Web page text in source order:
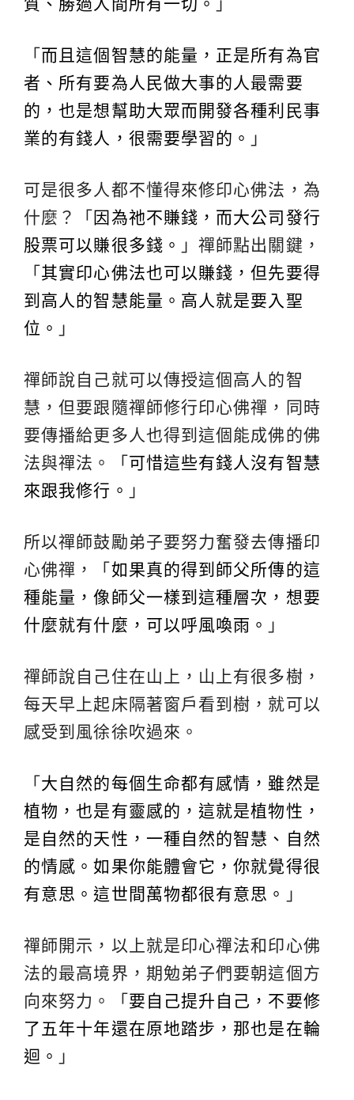
「 而且這個智慧的能量，正是所有為官
者、所有要為人民做大事的人最需要
的，也是想幫助大眾而開發各種利民事
業的有錢人，很需要學習的。 」
可是很多人都不懂得來修印心佛法，為
什麼？「 因為祂不賺錢，而大公司發行
股票可以賺很多錢。 」禪師點出關鍵，
「 其實印心佛法也可以賺錢，但先要得
到高人的智慧能量。高人就是要入聖
位。 」
禪師說自己就可以傳授這個高人的智
慧，但要跟隨禪師修行印心佛禪，同時
要傳播給更多人也得到這個能成佛的佛
法與禪法。「 可惜這些有錢人沒有智慧
來跟我修行。 」
所以禪師鼓勵弟子要努力奮發去傳播印
心佛禪，「 如果真的得到師父所傳的這
種能量，像師父一樣到這種層次，想要
什麼就有什麼，可以呼風喚雨。 」
禪師說自己住在山上，山上有很多樹，
每天早上起床隔著窗戶看到樹，就可以
感受到風徐徐吹過來。
「 大自然的每個生命都有感情，雖然是
植物，也是有靈感的，這就是植物性，
是自然的天性，一種自然的智慧、自然
的情感。如果你能體會它，你就覺得很
有意思。這世間萬物都很有意思。
」
禪師開示，以上就是印心禪法和印心佛
法的最高境界，期勉弟子們要朝這個方
向來努力。「 要自己提升自己，不要修
了五年十年還在原地踏步，那也是在輪
迴。 」